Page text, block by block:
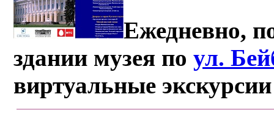
Ежедневно,
здании музея поул.
виртуальные